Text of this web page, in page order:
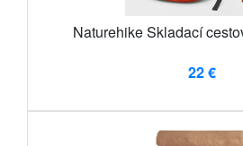
Naturehike Skladací
22 €